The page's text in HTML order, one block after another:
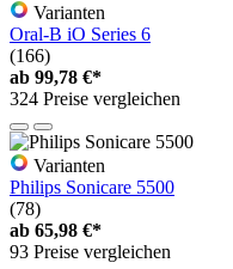
Varianten
Oral-B iO Series 6
(166)
ab 99,78 €*
324 Preise vergleichen
Varianten
Philips Sonicare 5500
(78)
ab 65,98 €*
93 Preise vergleichen